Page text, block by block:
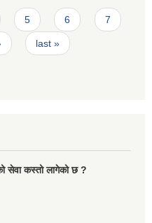
5 6 7
last »
सेवा कस्तो लागेको छ ?